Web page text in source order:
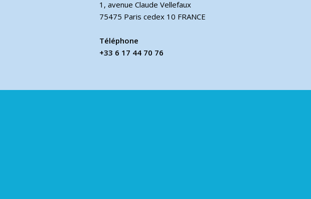
1, avenue Claude Vellefaux
75475 Paris cedex 10 FRANCE
Téléphone
+33 6 17 44 70 76